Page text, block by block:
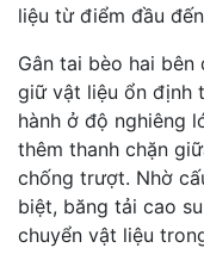
liệu từ điểm đầu
Gân tai bèo hai bên
giữ vật liệu ổn định
hành ở độ nghiêng
thêm thanh chặn
chống trượt. Nhờ
biệt, băng tải cao
chuyển vật liệu